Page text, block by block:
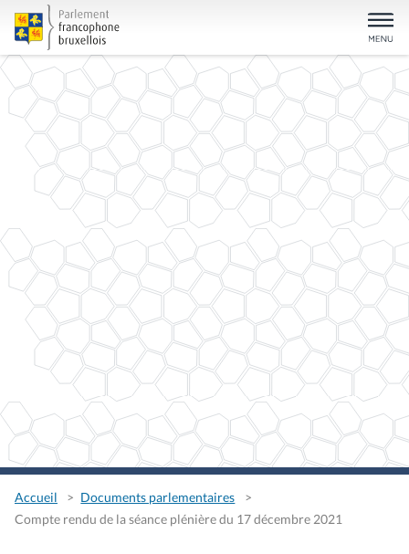
Accueil
Documents parlementaires
Compte rendu de la séance plénière du 17 décembre 2021